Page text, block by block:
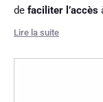
de faciliter l’accès
d’ illuminer votre
contemporain,
Lire la suite